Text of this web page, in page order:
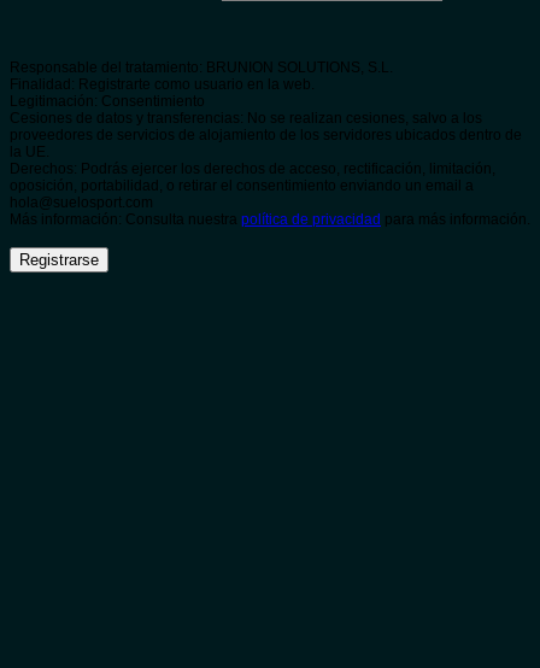
Responsable del tratamiento: BRUNION SOLUTIONS, S.L.
Finalidad: Registrarte como usuario en la web.
Legitimación: Consentimiento
Cesiones de datos y transferencias: No se realizan cesiones, salvo a los
proveedores de servicios de alojamiento de los servidores ubicados dentro de
la UE.
Derechos: Podrás ejercer los derechos de acceso, rectificación, limitación,
oposición, portabilidad, o retirar el consentimiento enviando un email a
hola@suelosport.com
Más información: Consulta nuestra política de privacidad para más información.
Registrarse